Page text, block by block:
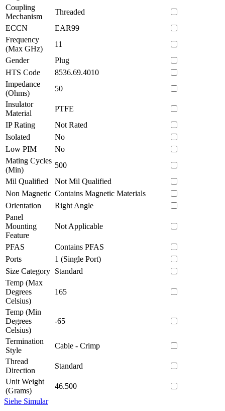
Coupling
Mechanism
Threaded
ECCN
EAR99
Frequency
(Max GHz)
11
Gender
Plug
HTS Code
8536.69.4010
Impedance
(Ohms)
50
Insulator
Material
PTFE
IP Rating
Not Rated
Isolated
No
Low PIM
No
Mating Cycles
(Min)
500
Mil Qualified
Not Mil Qualified
Non Magnetic Contains Magnetic Materials
Orientation
Right Angle
Panel
Mounting
Feature
Not Applicable
PFAS
Contains PFAS
Ports
1 (Single Port)
Size Category Standard
Temp (Max
Degrees
Celsius)
165
Temp (Min
Degrees
Celsius)
-65
Termination
Style
Cable - Crimp
Thread
Direction
Standard
Unit Weight
(Grams)
46.500
Siehe Simular